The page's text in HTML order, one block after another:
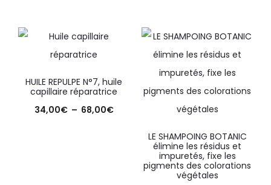
HUILE REPULPE N°7, huile
capillaire réparatrice
34,00€ – 68,00€
LE SHAMPOING BOTANIC
élimine les résidus et
impuretés, fixe les
pigments des colorations
végétales